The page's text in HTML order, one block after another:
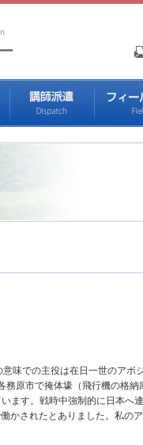
味での主役は在日一世のアボ
原市で掩体壕（飛行機の格
す。戦時中強制的に日本へ
かされたとありました。私の